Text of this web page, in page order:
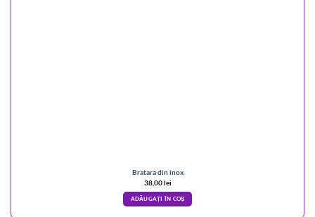
Bratara din inox
38,00lei
ADĂUGAȚI ÎN COȘ